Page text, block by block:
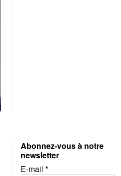
Abonnez-vous à notre
newsletter
E-mail *